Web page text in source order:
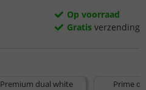
Premium dual white Prime
Op voorraad
Gratis verzending